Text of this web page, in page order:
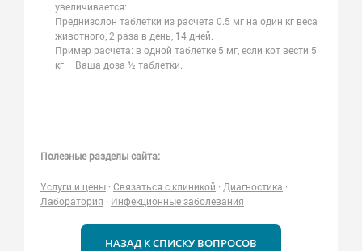
увеличивается:
Преднизолон таблетки из расчета 0.5 мг на один кг веса
животного, 2 раза в день, 14 дней.
Пример расчета: в одной таблетке 5 мг, если кот вести 5
кг – Ваша доза ½ таблетки.
Полезные разделы сайта:
Услуги и цены · Связаться с клиникой · Диагностика ·
Лаборатория · Инфекционные заболевания
НАЗАД К СПИСКУ ВОПРОСОВ